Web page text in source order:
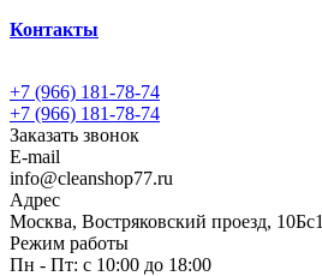
Контакты
+7 (966) 181-78-74
+7 (966) 181-78-74
Заказать звонок
E-mail
info@cleanshop77.ru
Адрес
Москва, Востряковский проезд, 10Бс1
Режим работы
Пн - Пт: с 10:00 до 18:00